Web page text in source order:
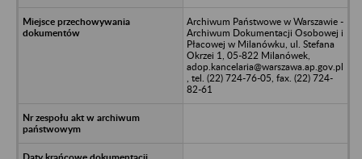
Archiwum Państwowe w Warszawie -
Archiwum Dokumentacji Osobowej i
Płacowej w Milanówku, ul. Stefana
Okrzei 1, 05-822 Milanówek,
adop.kancelaria@warszawa.ap.gov.pl
, tel. (22) 724-76-05, fax. (22) 724-
82-61